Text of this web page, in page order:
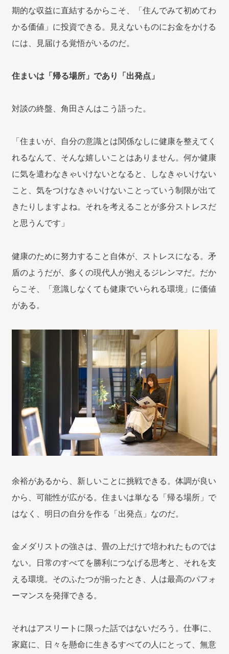
期的な収益に直結するからこそ、「住んでみて初めてわ
かる価値」に投資できる。見えないものにお金をかける
には、見届ける覚悟がいるのだ。
住まいは「帰る場所」であり「出発点」
対談の終盤、角田さんはこう語った。
「住まいが、自分の意識とは関係なしに健康を整えてく
れるなんて、そんな嬉しいことはありません。何か健康
に気を遣わなきゃいけないとなると、しなきゃいけない
こと、気をつけなきゃいけないことっていう制限が出て
きたりしますよね。それを考えることが多分ストレスだ
と思うんです」
健康のために努力すること自体が、ストレスになる。矛
盾のようだが、多くの現代人が抱えるジレンマだ。だか
らこそ、「意識しなくても健康でいられる環境」に価値
がある。
余裕があるから、新しいことに挑戦できる。体調が良い
から、可能性が広がる。住まいは単なる「帰る場所」で
はなく、明日の自分を作る「出発点」なのだ。
金メダリストの強さは、畳の上だけで培われたものでは
ない。日常のすべてを勝利につなげる思考と、それを支
える環境。そのふたつが揃ったとき、人は最高のパフォ
ーマンスを発揮できる。
それはアスリートに限った話ではないだろう。仕事に、
家庭に、日々を懸命に生きるすべての人にとって、無意